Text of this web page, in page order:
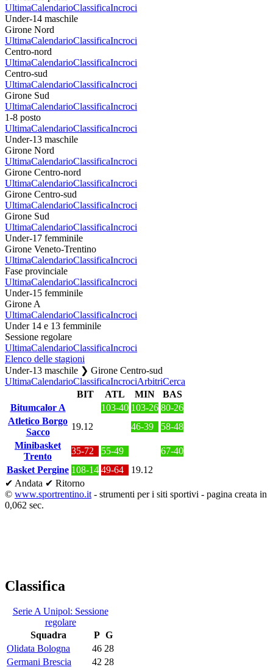
UltimaCalendarioClassificaIncroci
Under-14 maschile
Girone Nord
UltimaCalendarioClassificaIncroci
Centro-nord
UltimaCalendarioClassificaIncroci
Centro-sud
UltimaCalendarioClassificaIncroci
Girone Sud
UltimaCalendarioClassificaIncroci
1-8 posto
UltimaCalendarioClassificaIncroci
Under-13 maschile
Girone Nord
UltimaCalendarioClassificaIncroci
Girone Centro-nord
UltimaCalendarioClassificaIncroci
Girone Centro-sud
UltimaCalendarioClassificaIncroci
Girone Sud
UltimaCalendarioClassificaIncroci
Under-17 femminile
Girone Veneto-Trentino
UltimaCalendarioClassificaIncroci
Fase provinciale
UltimaCalendarioClassificaIncroci
Under-15 femminile
Girone A
UltimaCalendarioClassificaIncroci
Under 14 e 13 femminile
Sessione regolare
UltimaCalendarioClassificaIncroci
Elenco delle stagioni
Under-13 maschile ❯ Girone Centro-sud
UltimaCalendarioClassificaIncrociArbitriCerca
BIT
ATL MIN
BAS
Bitumcalor A
103-40 103-26 80-26
Atletico Borgo
Sacco
19.12 46-39
58-48
Minibasket
Trento
35-72 55-49
67-40
Basket Pergine 108-14 49-64
19.12
✔ Andata ✔ Ritorno
© www.sportrentino.it - strumenti per i siti sportivi - pagina creata in
0,062 sec.
Classifica
Serie A Unipol: Sessione
regolare
Squadra
P G
Olidata Bologna
46 28
Germani Brescia
42 28